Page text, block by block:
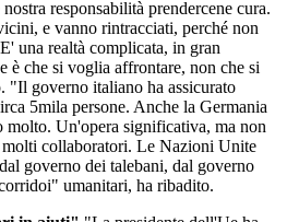
responsabilità prendercene cura.
e vanno rintracciati, perché non
una realtà complicata, in gran
è che si voglia affrontare, non che si
"Il governo italiano ha assicurato
5mila persone. Anche la Germania
Un'opera significativa, ma non
collaboratori. Le Nazioni Unite
governo dei talebani, dal governo
umanitari, ha ribadito.